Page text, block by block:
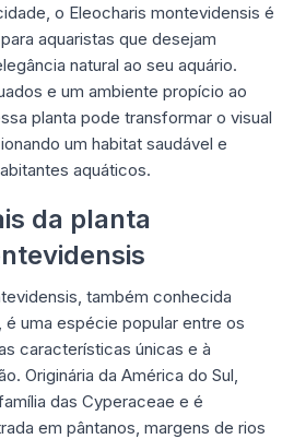
o Eleocharis montevidensis é
aquaristas que desejam
natural ao seu aquário.
e um ambiente propício ao
planta pode transformar o visual
um habitat saudável e
aquáticos.
da planta
também conhecida
uma espécie popular entre os
características únicas e à
Originária da América do Sul,
das Cyperaceae e é
em pântanos, margens de rios